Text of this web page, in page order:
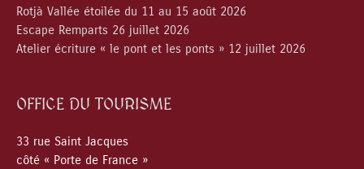
Rotjà Vallée étoilée du 11 au 15 août 2026
Escape Remparts 26 juillet 2026
Atelier écriture « le pont et les ponts » 12 juillet 2026
OFFICE DU TOURISME
33 rue Saint Jacques
côté « Porte de France »